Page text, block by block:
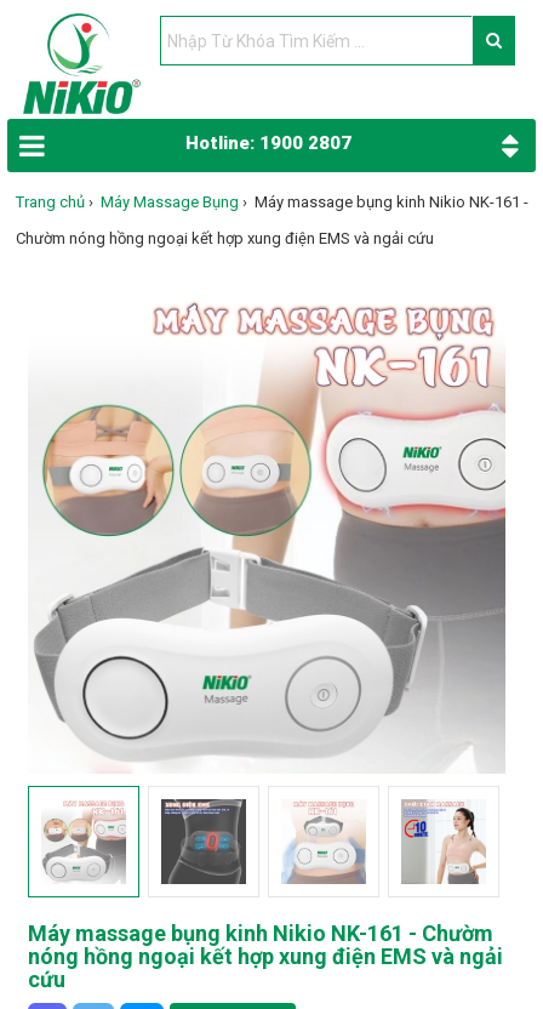
Hotline: 1900 2807
Trang chủ › Máy Massage Bụng › Máy massage bụng kinh Nikio NK-161 -
Chườm nóng hồng ngoại kết hợp xung điện EMS và ngải cứu
Máy massage bụng kinh Nikio NK-161 - Chườm
nóng hồng ngoại kết hợp xung điện EMS và ngải
cứu